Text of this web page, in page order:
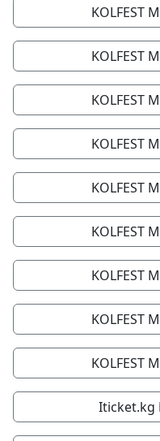
KOLFEST
KOLFEST
KOLFEST
KOLFEST
KOLFEST
KOLFEST
KOLFEST
KOLFEST
KOLFEST
Iticket.kg